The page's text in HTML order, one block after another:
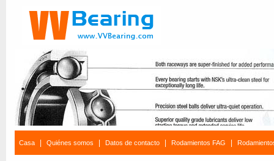
Casa Quiénes somos Datos de contacto Rodamientos FAG